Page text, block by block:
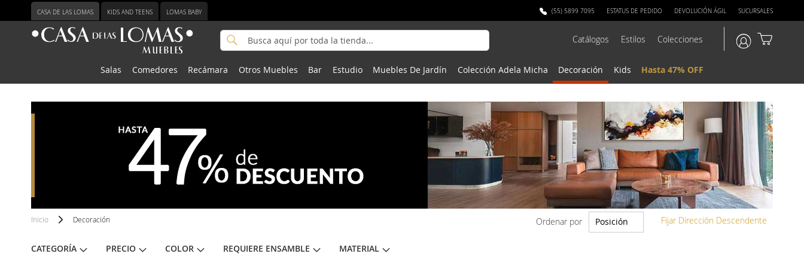
Ir
contenido
CASA DE LAS LOMAS KIDS AND TEENS LOMAS BABY (55) 5899 7095 ESTATUS DE PEDIDO DEVOLUCIÓN ÁGIL SUCURSALES
Buscar
Catálogos Estilos Colecciones
Salas Comedores Recámara Otros Muebles Bar Estudio Muebles De Jardín Colección Adela Micha Decoración Kids Hasta 47% OFF
Inicio Decoración
CATEGORÍA PRECIO COLOR REQUIERE ENSAMBLE MATERIAL
Ordenar por Fijar Dirección Descendente